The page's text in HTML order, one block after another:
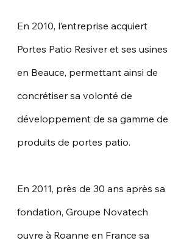
En 2010, l’entreprise acquiert
Portes Patio Resiver et ses usines
en Beauce, permettant ainsi de
concrétiser sa volonté de
développement de sa gamme de
produits de portes patio.
En 2011, près de 30 ans après sa
fondation, Groupe Novatech
ouvre à Roanne en France sa